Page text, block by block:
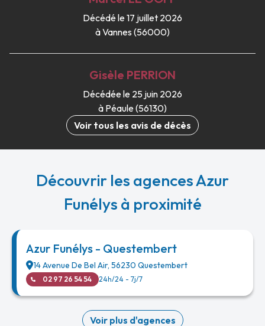
Décédé le 17 juillet 2026
à Vannes (56000)
Gisèle PERRION
Décédée le 25 juin 2026
à Péaule (56130)
Voir tous les avis de décès
Découvrir les agences Azur
Funélys à proximité
Azur Funélys - Questembert
14 Avenue De Bel Air, 56230 Questembert
02 97 26 54 54 24h/24 - 7j/7
Voir plus d'agences